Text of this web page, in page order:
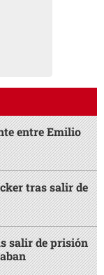
entre Emilio
tras salir de
salir de prisión